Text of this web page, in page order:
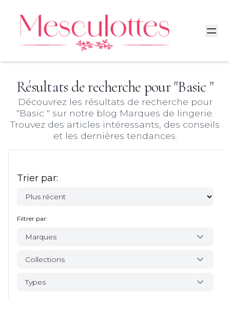
Résultats de recherche pour "Basic "
Découvrez les résultats de recherche pour
"Basic " sur notre blog Marques de lingerie.
Trouvez des articles intéressants, des conseils
et les dernières tendances.
Trier par:
Filtrer par:
Marques
Collections
Types